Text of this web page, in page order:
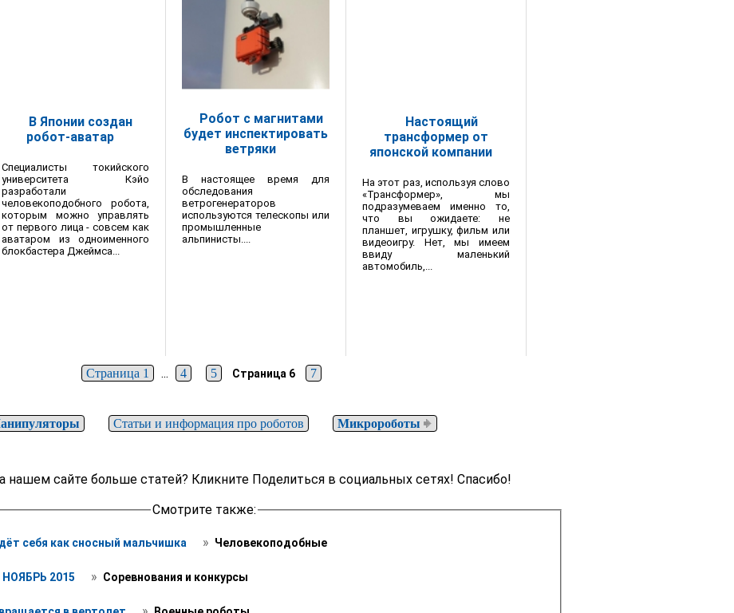
В Японии создан
робот-аватар
Специалисты токийского
университета Кэйо
разработали
человекоподобного робота,
которым можно управлять
от первого лица - совсем как
аватаром из одноименного
блокбастера Джеймса...
Робот с магнитами
будет инспектировать
ветряки
В настоящее время для
обследования
ветрогенераторов
используются телескопы или
промышленные
альпинисты....
Настоящий
трансформер от
японской компании
На этот раз, используя слово
«Трансформер», мы
подразумеваем именно то,
что вы ожидаете: не
планшет, игрушку, фильм или
видеоигру. Нет, мы имеем
ввиду маленький
автомобиль,...
Страница 1 ... 4 5 Страница 6 7
Статьи и информация про роботов Микророботы
нашем сайте больше статей? Кликните Поделиться в социальных сетях! Спасибо!
Смотрите также:
себя как сносный мальчишка » Человекоподобные
2015 » Соревнования и конкурсы